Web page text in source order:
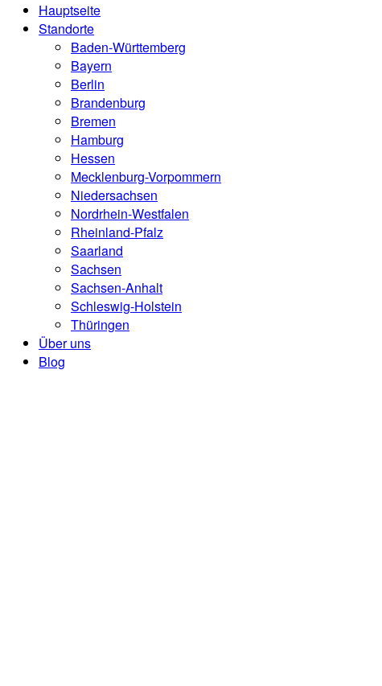
Hauptseite
Standorte
Baden-Württemberg
Bayern
Berlin
Brandenburg
Bremen
Hamburg
Hessen
Mecklenburg-Vorpommern
Niedersachsen
Nordrhein-Westfalen
Rheinland-Pfalz
Saarland
Sachsen
Sachsen-Anhalt
Schleswig-Holstein
Thüringen
Über uns
Blog